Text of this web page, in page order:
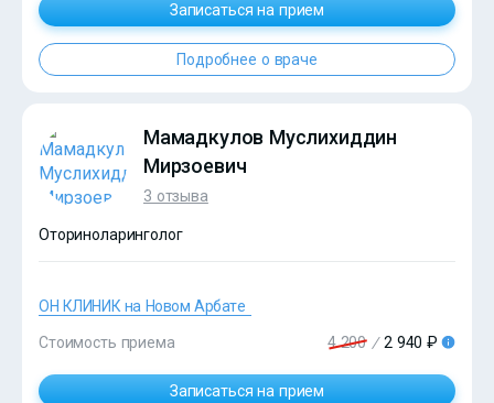
Записаться на прием
Подробнее о враче
?>
Мамадкулов Муслихиддин
Мирзоевич
3 отзыва
Оториноларинголог
ОН КЛИНИК на Новом Арбате
Стоимость приема 4 200 / 2 940 ₽
Записаться на прием